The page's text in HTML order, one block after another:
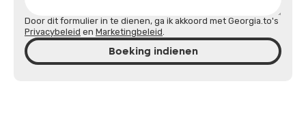
Door dit formulier in te dienen, ga ik akkoord met Georgia.to's
Privacybeleid en Marketingbeleid.
Boeking indienen